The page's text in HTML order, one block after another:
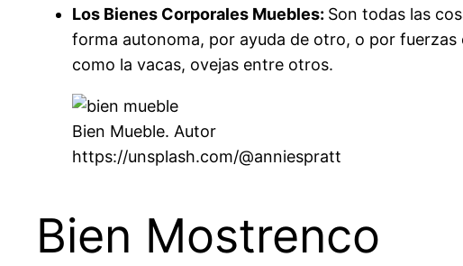
Los Bienes Corporales Muebles: Son todas las
forma autonoma, por ayuda de otro, o por
como la vacas, ovejas entre otros.
Bien Mueble. Autor
https://unsplash.com/@anniespratt
Bien Mostrenco